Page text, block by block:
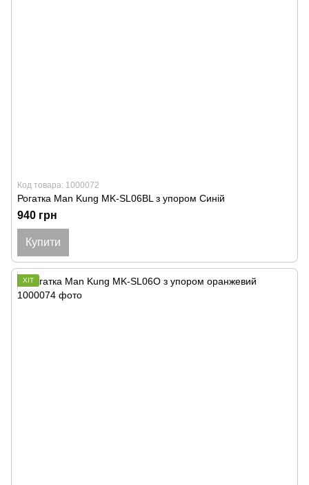
Код товара: 1000072
Рогатка Man Kung MK-SL06BL з упором Синій
940 грн
Купити
ХІТ